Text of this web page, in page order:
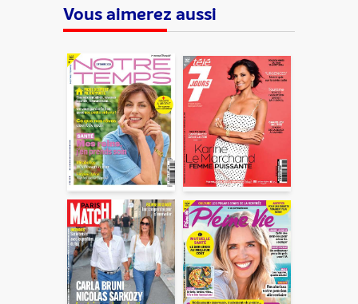
Vous aimerez aussi